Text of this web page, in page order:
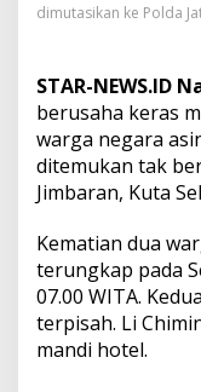
i
i
y
dimutasikan ke Polda
STAR-NEWS.ID
berusaha keras
warga negara
ditemukan tak
Jimbaran, Kuta
Kematian dua
terungkap pada
07.00 WITA.
terpisah. Li
mandi hotel.